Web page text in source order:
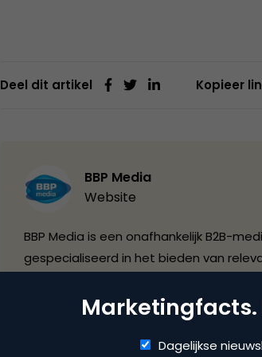
Deel dit artikel Kopieer
BBP Media
Website
BBP Media is een onafhankelijk B2B-
gespecialiseerd in het bieden van
commerce sector en de customer
actief als informatieleverancier in de
met de Global E-commerce Summit
Marketingfacts.
Dagelijkse